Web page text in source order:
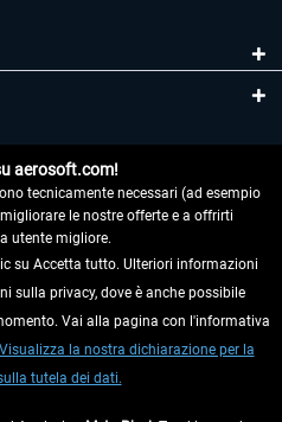
aerosoft.com!
tecnicamente necessari (ad esempio
le nostre offerte e a offrirti
utente migliore.
su Accetta tutto. Ulteriori informazioni
sulla privacy, dove è anche possibile
Vai alla pagina con l'informativa
Visualizza la nostra dichiarazione per la
tutela dei dati.